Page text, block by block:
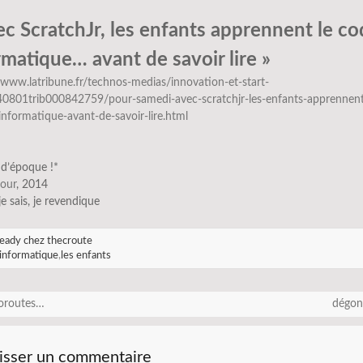
ScratchJr, les enfants apprennent le
avant de savoir lire »
technos-medias/innovation-et-start-
pour-samedi-avec-scratchjr-les-enfants-
avant-de-savoir-lire.html
!*
, 2014
sais, je revendique
chez thecroute
,les enfants
un commentaire